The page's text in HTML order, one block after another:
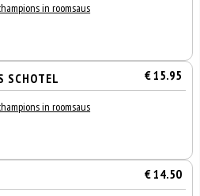
in roomsaus
SCHOTEL € 15.95
in roomsaus
€ 14.50